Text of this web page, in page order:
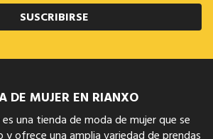
SUSCRIBIRSE
DE MUJER EN RIANXO
una tienda de moda de mujer que se
y ofrece una amplia variedad de prendas